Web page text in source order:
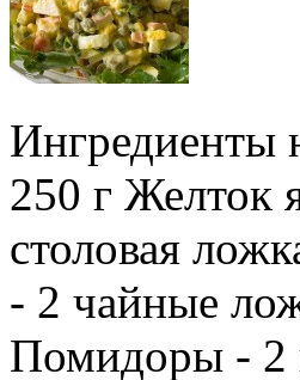
Ингредиенты
250 г Желток
столовая
- 2 чайные
Помидоры - 2